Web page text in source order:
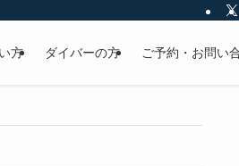
方 ダイバーの方 ご予約・お問い